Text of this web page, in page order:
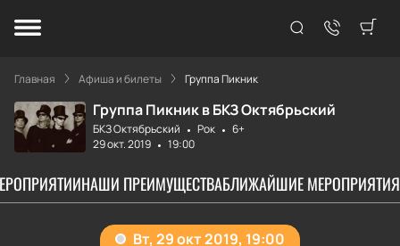
Главная Афиша и билеты Группа Пикник
Группа Пикник в БКЗ Октябрьский
БКЗ Октябрьский Рок
6+
29 окт. 2019
19:00
НАШИ ПРЕИМУЩЕСТВАБЛИЖАЙШИЕ МЕРОПРИЯТИЯ